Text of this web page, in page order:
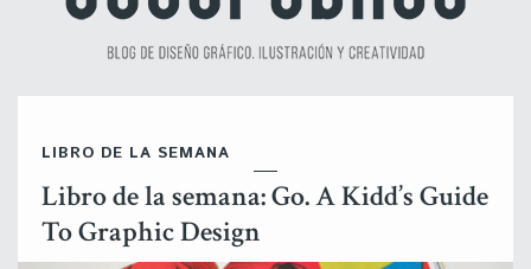
LIBRO DE LA SEMANA
Libro de la semana: Go. A Kidd’s Guide
To Graphic Design